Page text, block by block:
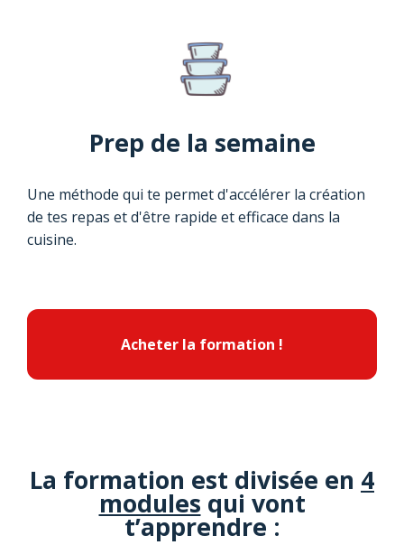
Prep de la semaine
Une méthode qui te permet d'accélérer la création
de tes repas et d'être rapide et efficace dans la
cuisine.
Acheter la formation !
La formation est divisée en 4
modules qui vont
t’apprendre :